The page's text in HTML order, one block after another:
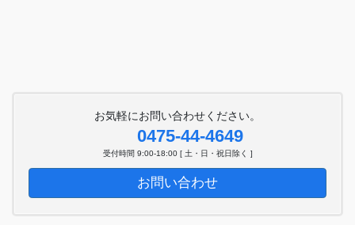
お気軽にお問い合わせください。
0475-44-4649
受付時間 9:00-18:00 [ 土・日・祝日除く ]
お問い合わせ